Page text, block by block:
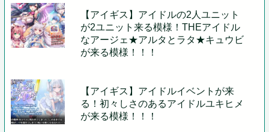
【アイギス】アイドルの2人ユニット
が2ユニット来る模様！THEアイドル
なアージェ★アルタとラタ★キュウビ
が来る模様！！！
【アイギス】アイドルイベントが来
る！初々しさのあるアイドルユキヒメ
が来る模様！！！